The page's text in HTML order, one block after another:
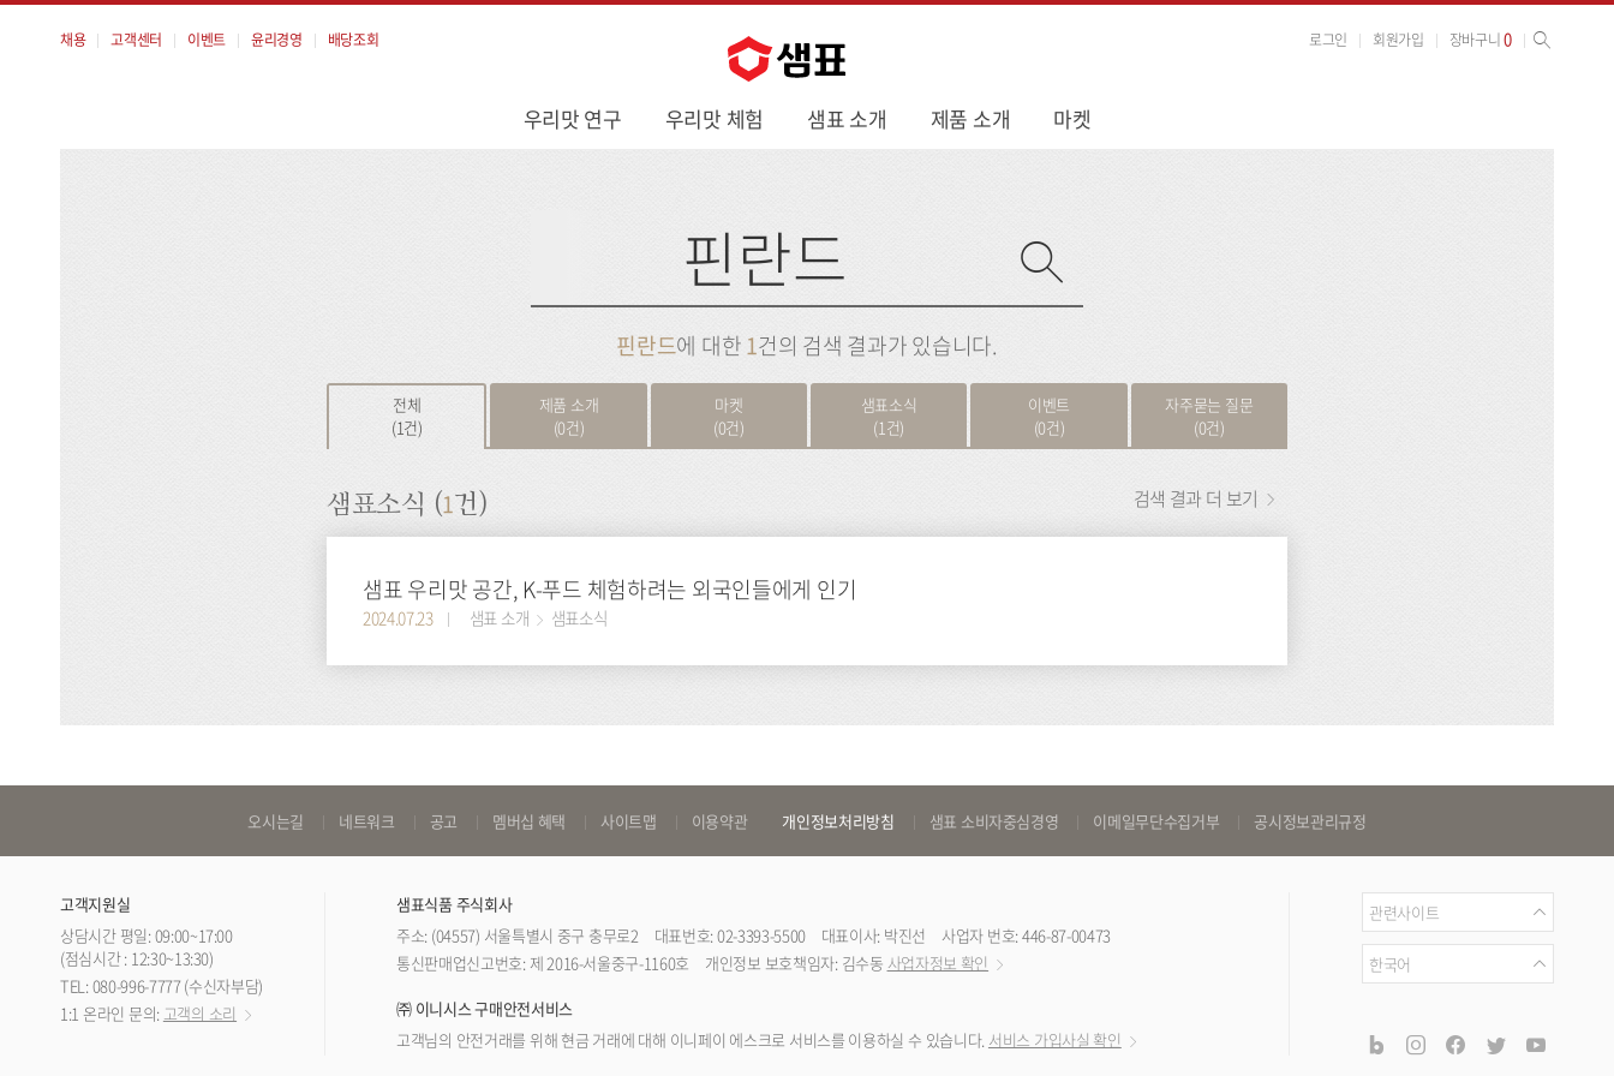
뉴
우리맛 연구 우리맛 체험 샘표 소개 제품 소개 마켓
채용 고객센터 이벤트 윤리경영 배당조회 로그인 회원가입 장바구니0 사이트 검색
검
검
핀란드에 대한1건의 검색 결과가 있습니다.
전체
(1건)
제품 소개
(0건)
마켓
(0건)
샘표소식
(1건)
이벤트
(0건)
자주묻는 질문
(0건)
샘표소식 (1건)
샘표 우리맛 공간, K-푸드 체험하려는 외국인들에게 인기
2024.07.23 샘표 소개 샘표소식
검색 결과 더 보기
로
기
링
크
오시는길 네트워크 공고 멤버십 혜택 사이트맵 이용약관 개인정보처리방침 샘표 소비자중심경영 이메일무단수집거부 공시정보관리규정
관
련
사
트
관련사이트
언
한국어
공
식
blog instagramfacebook
twitter
고객지원실
상담시간 평일: 09:00~17:00
(점심시간 : 12:30~13:30)
TEL: 080-996-7777 (수신자부담)
1:1 온라인 문의: 고객의 소리
샘표식품 주식회사
주소: (04557) 서울특별시 중구 충무로2
대표번호: 02-3393-5500 대표이사: 박진선
사업자 번호: 446-87-00473
통신판매업신고번호: 제 2016-서울중구-1160호
개인정보 보호책임자: 김수동 사업자정보 확인
㈜ 이니시스 구매안전서비스
고객님의 안전거래를 위해 현금 거래에 대해 이니페이 에스크로 서비스를 이용하실 수 있습니다. 서비스 가입사실 확인